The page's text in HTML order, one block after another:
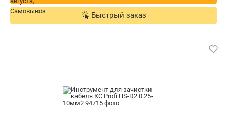
Быстрый заказ